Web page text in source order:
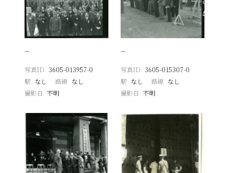
−
写真ID 3605-013957-0
駅 なし 路線 なし
撮影日
不明
−
写真ID 3605-015307-0
駅 なし 路線 なし
撮影日 不明